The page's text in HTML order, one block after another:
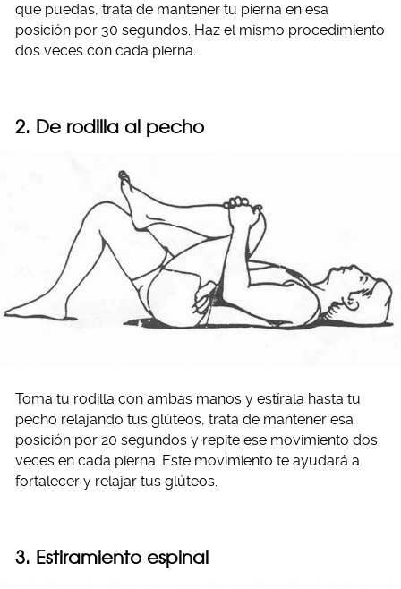
que puedas, trata de mantener tu pierna en esa
posición por 30 segundos. Haz el mismo procedimiento
dos veces con cada pierna.
2. De rodilla al pecho
Toma tu rodilla con ambas manos y estírala hasta tu
pecho relajando tus glúteos, trata de mantener esa
posición por 20 segundos y repite ese movimiento dos
veces en cada pierna. Este movimiento te ayudará a
fortalecer y relajar tus glúteos.
3. Estiramiento espinal